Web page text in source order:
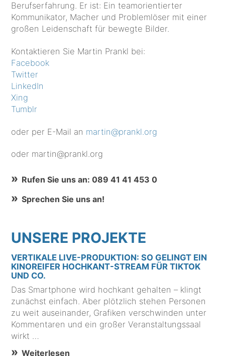
Berufserfahrung. Er ist: Ein teamorientierter
Kommunikator, Macher und Problemlöser mit einer
großen Leidenschaft für bewegte Bilder.
Kontaktieren Sie Martin Prankl bei:
Facebook
Twitter
LinkedIn
Xing
Tumblr
oder per E-Mail an martin@prankl.org
oder martin@prankl.org
Rufen Sie uns an: 089 41 41 453 0
Sprechen Sie uns an!
UNSERE PROJEKTE
VERTIKALE LIVE-PRODUKTION: SO GELINGT EIN
KINOREIFER HOCHKANT-STREAM FÜR TIKTOK
UND CO.
Das Smartphone wird hochkant gehalten – klingt
zunächst einfach. Aber plötzlich stehen Personen
zu weit auseinander, Grafiken verschwinden unter
Kommentaren und ein großer Veranstaltungssaal
wirkt …
Weiterlesen